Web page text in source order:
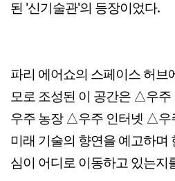
된 '신기술관'의 등장이었다.
파리 에어쇼의 스페이스 허브
모로 조성된 이 공간은 △우
우주 농장 △우주 인터넷 △우
미래 기술의 향연을 예고하며
심이 어디로 이동하고 있는지